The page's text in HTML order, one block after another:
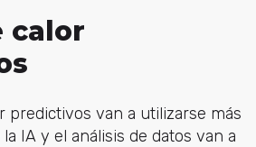
calor
predictivos van a utilizarse más
IA y el análisis de datos van a